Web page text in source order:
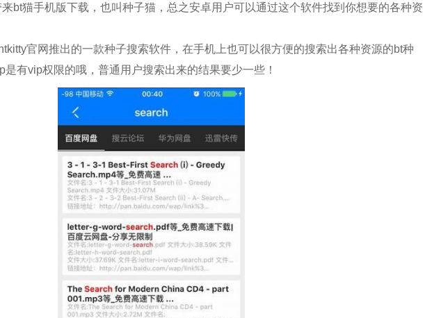
猫手机版下载，也叫种子猫，总之安卓用户可以通过这个软件找到你想要的各种资
官网推出的一款种子搜索软件，在手机上也可以很方便的搜索出各种资源的bt种
有vip权限的哦，普通用户搜索出来的结果要少一些！